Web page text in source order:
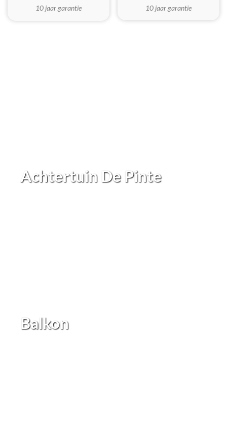
10 jaar garantie
10 jaar garantie
Achtertuin De Pinte
Balkon